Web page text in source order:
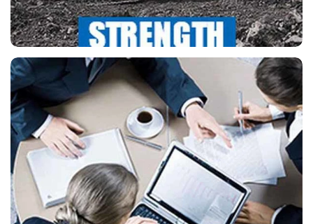
NOTRE SERVICE
Les roulements UVK sont conformes aux
normes internationales de
dimensionnement des roulements. Un
roulement standard fait référence à un
roulement dont la demande mondiale est
telle que de grands volumes sont produits.
Nous fournissons des roulements de bonne
qualité.